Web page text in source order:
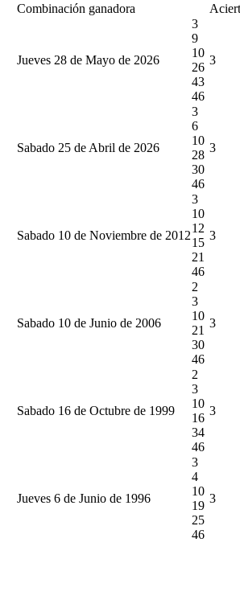
Combinación ganadora
Jueves 28 de Mayo de 2026
3
9
10
26
43
46
3
Sabado 25 de Abril de 2026
3
6
10
28
30
46
3
Sabado 10 de Noviembre de 2012
3
10
12
15
21
46
3
Sabado 10 de Junio de 2006
2
3
10
21
30
46
3
Sabado 16 de Octubre de 1999
2
3
10
16
34
46
3
Jueves 6 de Junio de 1996
3
4
10
19
25
46
3